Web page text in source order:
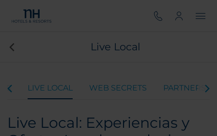
Live Local
LIVE LOCAL WEB SECRETS PARTNERS
Live Local: Experiencias y